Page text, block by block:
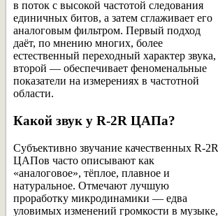
в поток с высокой частотой следования
единичных битов, а затем сглаживает его
аналоговым фильтром. Первый подход
даёт, по мнению многих, более
естественный переходный характер звука,
второй — обеспечивает феноменальные
показатели на измерениях в частотной
области.
Какой звук у R-2R ЦАПа?
Субъективно звучание качественных R-2R
ЦАПов часто описывают как
«аналоговое», тёплое, плавное и
натуральное. Отмечают лучшую
проработку микродинамики — едва
уловимых изменений громкости в музыке,